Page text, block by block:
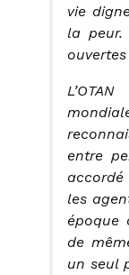
vie
la peur.
entre
les
époque
de
un seul